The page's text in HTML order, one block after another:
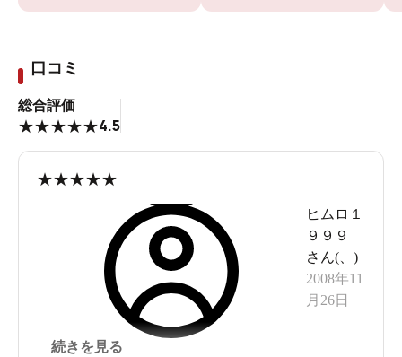
口コミ
総合評価
★★★★★4.5
★★★★★
ヒムロ１
９９９
さん(
)
2008年11
月26日
続きを見る